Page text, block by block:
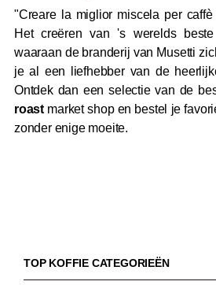
"Creare la miglior miscela per
Het creëren van 's werelds
waaraan de branderij van Musetti
je al een liefhebber van de
Ontdek dan een selectie van de
roast market shop en bestel je
zonder enige moeite.
TOP KOFFIE CATEGORIEËN